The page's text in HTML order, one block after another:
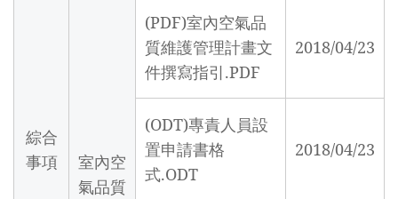
綜合
事項
室內空
氣品質
(PDF)室內空氣品
質維護管理計畫文
件撰寫指引.PDF
2018/04/23
(ODT)專責人員設
置申請書格
式.ODT
2018/04/23